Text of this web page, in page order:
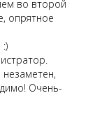
во второй
опрятное
Очень-